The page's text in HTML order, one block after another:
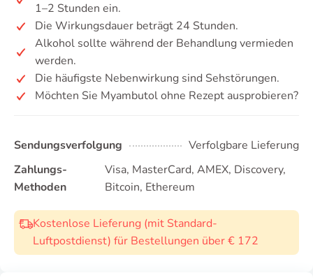
1–2 Stunden ein.
Die Wirkungsdauer beträgt 24 Stunden.
Alkohol sollte während der Behandlung vermieden
werden.
Die häufigste Nebenwirkung sind Sehstörungen.
Möchten Sie Myambutol ohne Rezept ausprobieren?
Sendungsverfolgung
Verfolgbare Lieferung
Zahlungs-
Methoden
Visa, MasterCard, AMEX, Discovery,
Bitcoin, Ethereum
Kostenlose Lieferung (mit Standard-
Luftpostdienst) für Bestellungen über € 172